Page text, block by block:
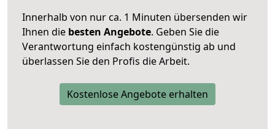
Innerhalb von nur ca. 1 Minuten übersenden wir
Ihnen die besten Angebote. Geben Sie die
Verantwortung einfach kostengünstig ab und
überlassen Sie den Profis die Arbeit.
Kostenlose Angebote erhalten